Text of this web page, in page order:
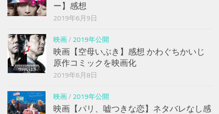
ー】感想
2019年6月9日
映画/ 2019年公開
映画【空母いぶき】感想 かわぐちかいじ
原作コミックを映画化
2019年6月8日
映画/ 2019年公開
映画【パリ、嘘つきな恋】ネタバレなし感